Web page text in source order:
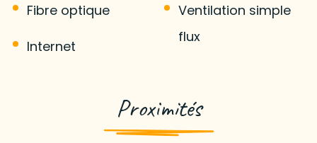
Fibre optique
Internet
Ventilation simple
flux
Proximités